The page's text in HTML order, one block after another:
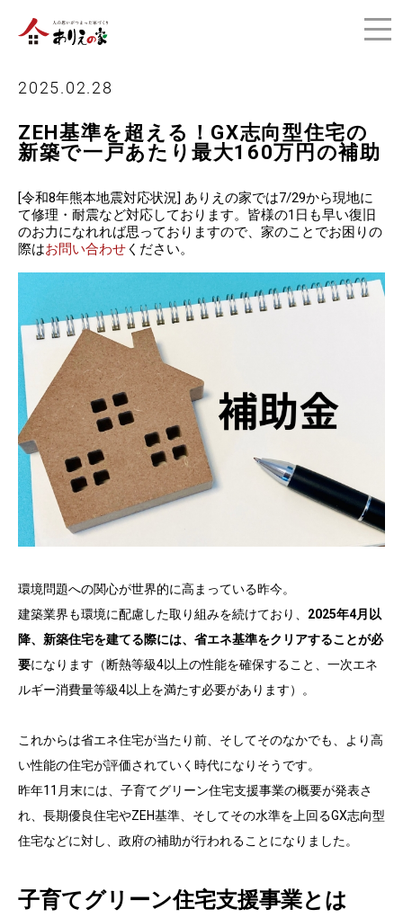
2025.02.28
ZEH基準を超える！GX志向型住宅の
新築で一戸あたり最大160万円の補助
[令和8年熊本地震対応状況] ありえの家では7/29から現地に
て修理・耐震など対応しております。皆様の1日も早い復旧
のお力になれれば思っておりますので、家のことでお困りの
際はお問い合わせ ください。
環境問題への関心が世界的に高まっている昨今。
建築業界も環境に配慮した取り組みを続けており、 2025年4月以
降、新築住宅を建てる際には、省エネ基準をクリアすることが必
要になります（断熱等級4以上の性能を確保すること、一次エネ
ルギー消費量等級4以上を満たす必要があります）。
これからは省エネ住宅が当たり前、そしてそのなかでも、より高
い性能の住宅が評価されていく時代になりそうです。
昨年11月末には、子育てグリーン住宅支援事業の概要が発表さ
れ、長期優良住宅やZEH基準、そしてその水準を上回るGX志向型
住宅などに対し、政府の補助が行われることになりました。
子育てグリーン住宅支援事業とは